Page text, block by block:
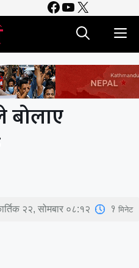
Facebook
YouTube
X
बोलाए
२२, सोमबार ०८:१२ 1 मिनेट